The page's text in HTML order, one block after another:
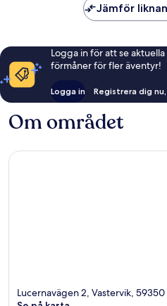
Jämför
Logga in för att se
förmåner för fler äventyr!
Logga in Registrera dig
Om området
Lucernavägen 2, Vastervik, 59350